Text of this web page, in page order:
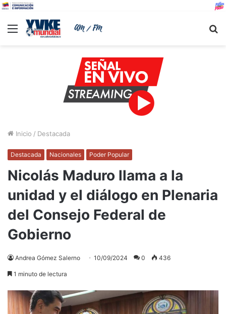
Menu
Inicio / Destacada
Destacada Nacionales Poder Popular
Nicolás Maduro llama a la
unidad y el diálogo en Plenaria
del Consejo Federal de
Gobierno
Andrea Gómez Salerno 10/09/2024 0 436
1 minuto de lectura